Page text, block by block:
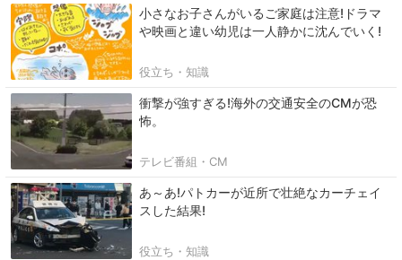
小さなお子さんがいるご家庭は注意!ドラマ
や映画と違い幼児は一人静かに沈んでいく!
役立ち・知識
衝撃が強すぎる!海外の交通安全のCMが恐
怖。
テレビ番組・CM
あ～あ!パトカーが近所で壮絶なカーチェイ
スした結果!
役立ち・知識